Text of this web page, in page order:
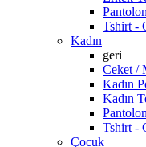
Tshirt -
Kadın
geri
Ceket /
Kadın
Kadın
Tshirt -
Çocuk